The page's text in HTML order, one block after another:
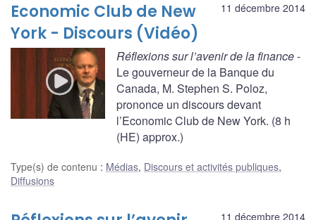
11 décembre 2014
Economic Club de New
York - Discours (Vidéo)
Réflexions sur l’avenir de la finance-
Le gouverneur de la Banque du
Canada, M. Stephen S. Poloz,
prononce un discours devant
l’Economic Club de New York. (8 h
(HE) approx.)
Type(s) de contenu : Médias, Discours et activités publiques,
Diffusions
11 décembre 2014